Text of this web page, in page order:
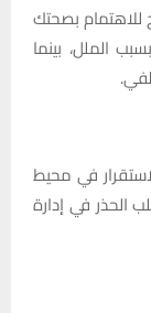
للاهتمام بصحتك
الملل، بينما
في محيط
الحذر في إدارة